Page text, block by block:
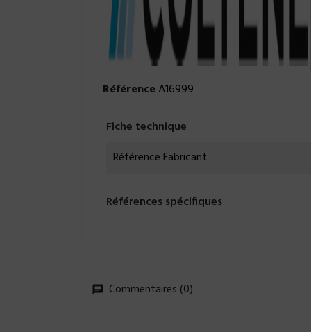
RéférenceA16999
Fiche technique
Référence Fabricant
Références spécifiques
Commentaires (0)